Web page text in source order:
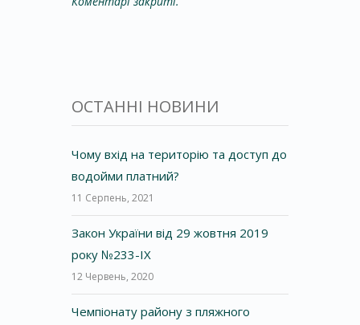
ОСТАННІ НОВИНИ
Чому вхід на територію та доступ до
водойми платний?
11 Серпень, 2021
Закон України від 29 жовтня 2019
року №233-IX
12 Червень, 2020
Чемпіонату району з пляжного